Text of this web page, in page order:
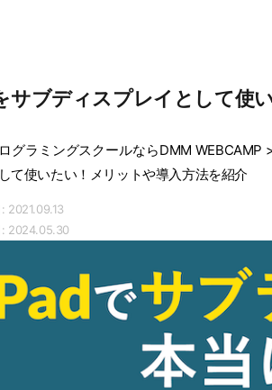
サブディスプレイとして使
グラミングスクールならDMM WEBCAMP
て使いたい！メリットや導入方法を紹介
2021.09.13
: 2024.05.30